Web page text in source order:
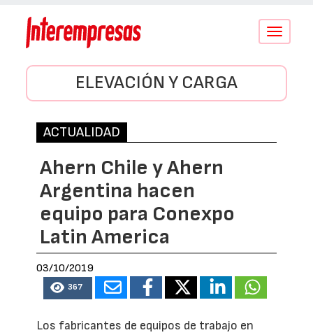
Conmutar
ELEVACIÓN Y CARGA
ACTUALIDAD
Ahern Chile y Ahern
Argentina hacen
equipo para Conexpo
Latin America
03/10/2019
367
Los fabricantes de equipos de trabajo en